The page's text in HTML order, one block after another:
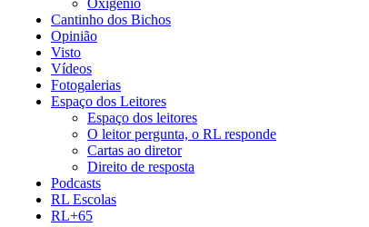
Cantinho dos Bichos
Opinião
Visto
Vídeos
Fotogalerias
Espaço dos Leitores
Espaço dos leitores
O leitor pergunta, o RL responde
Cartas ao diretor
Direito de resposta
Podcasts
RL Escolas
RL+65